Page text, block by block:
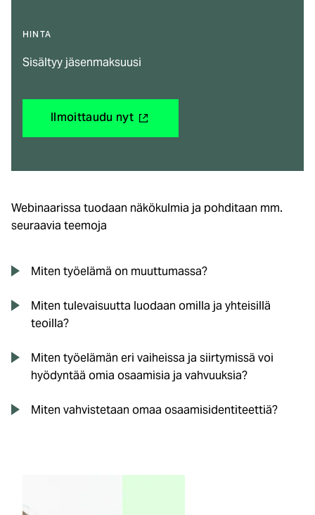
HINTA
Sisältyy jäsenmaksuusi
Ilmoittaudu nyt(ulkoinen
linkki)
Webinaarissa tuodaan näkökulmia ja pohditaan mm.
seuraavia teemoja
Miten työelämä on muuttumassa?
Miten tulevaisuutta luodaan omilla ja yhteisillä
teoilla?
Miten työelämän eri vaiheissa ja siirtymissä voi
hyödyntää omia osaamisia ja vahvuuksia?
Miten vahvistetaan omaa osaamisidentiteettiä?